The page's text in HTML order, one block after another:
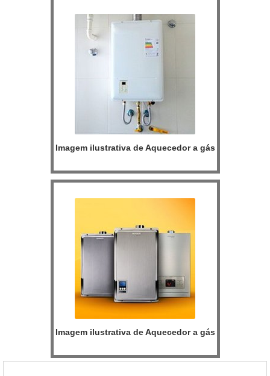
Imagem ilustrativa de Aquecedor a gás
Imagem ilustrativa de Aquecedor a gás